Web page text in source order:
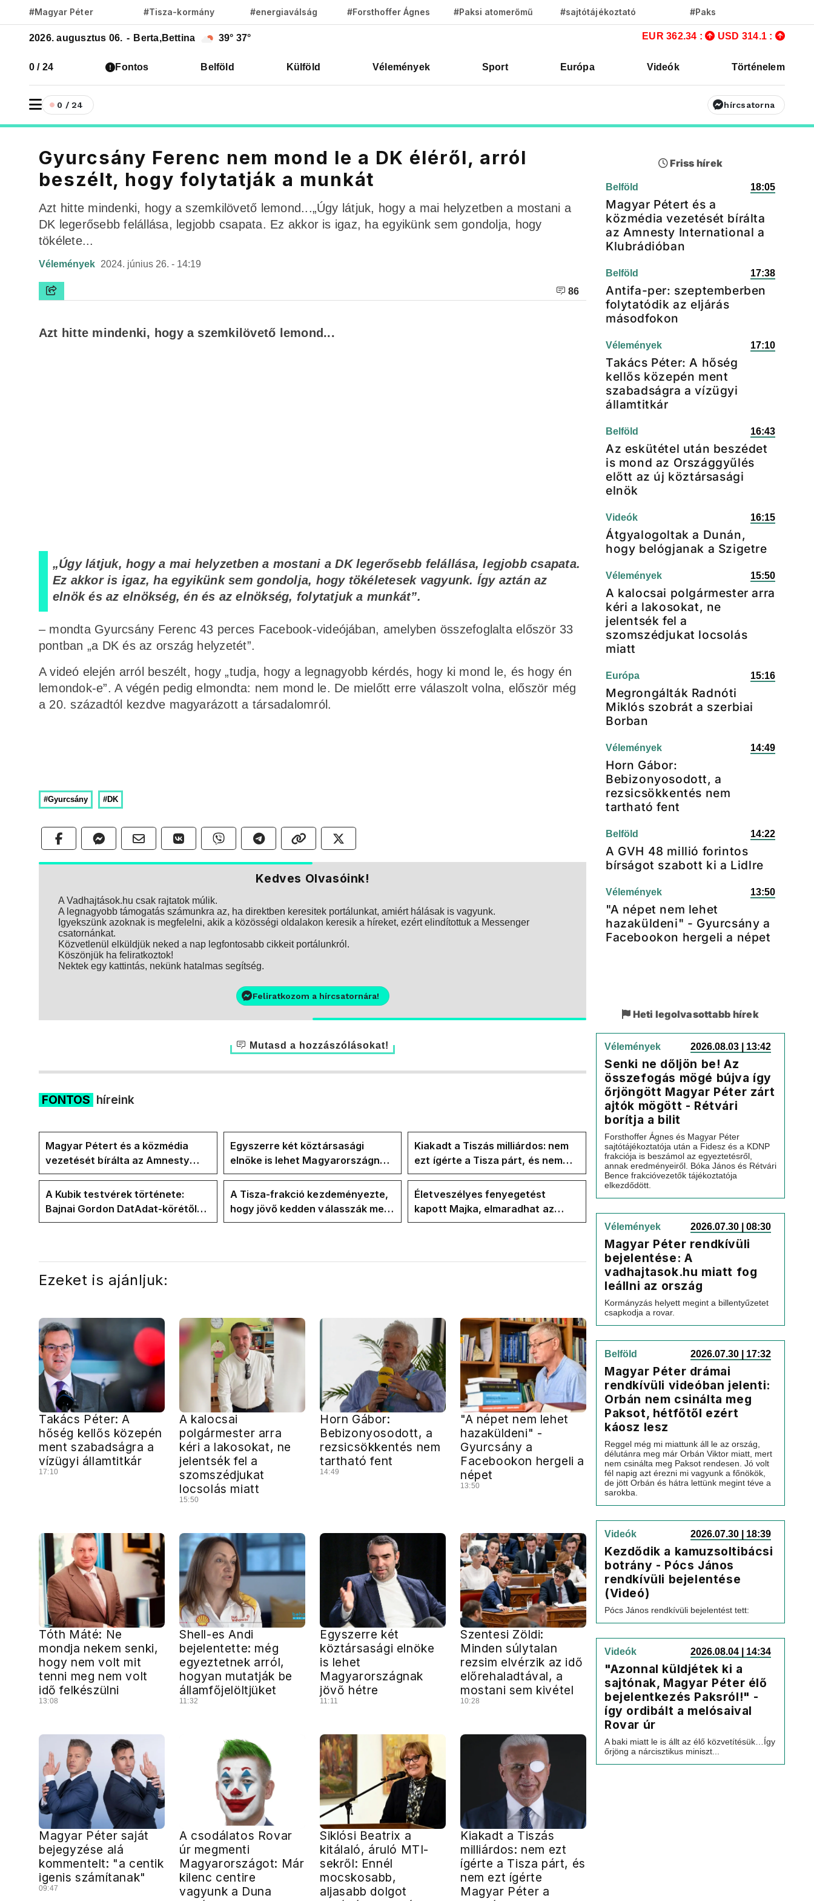
#Magyar Péter #Tisza-kormány #energiaválság #Forsthoffer Ágnes #Paksi atomerőmű #sajtótájékoztató #Paks
2026. augusztus 06. - Berta,Bettina 39° 37° EUR 362.34 : USD 314.1 :
0 / 24 Fontos Belföld Külföld Vélemények Sport Európa Videók Történelem
0 / 24 hírcsatorna
Gyurcsány Ferenc nem mond le a DK éléről, arról
beszélt, hogy folytatják a munkát
Azt hitte mindenki, hogy a szemkilövető lemond...„Úgy látjuk, hogy a mai helyzetben a mostani a
DK legerősebb felállása, legjobb csapata. Ez akkor is igaz, ha egyikünk sem gondolja, hogy
tökélete...
Vélemények 2024. június 26. - 14:19
86
Azt hitte mindenki, hogy a szemkilövető lemond...
„Úgy látjuk, hogy a mai helyzetben a mostani a DK legerősebb felállása, legjobb csapata.
Ez akkor is igaz, ha egyikünk sem gondolja, hogy tökéletesek vagyunk. Így aztán az
elnök és az elnökség, én és az elnökség, folytatjuk a munkát”.
– mondta Gyurcsány Ferenc 43 perces Facebook-videójában, amelyben összefoglalta először 33
pontban „a DK és az ország helyzetét”.
A videó elején arról beszélt, hogy „tudja, hogy a legnagyobb kérdés, hogy ki mond le, és hogy én
lemondok-e”. A végén pedig elmondta: nem mond le. De mielőtt erre válaszolt volna, először még
a 20. századtól kezdve magyarázott a társadalomról.
#Gyurcsány #DK
Kedves Olvasóink!
A Vadhajtások.hu csak rajtatok múlik.
A legnagyobb támogatás számunkra az, ha direktben keresitek portálunkat, amiért hálásak is vagyunk.
Igyekszünk azoknak is megfelelni, akik a közösségi oldalakon keresik a híreket, ezért elindítottuk a Messenger
csatornánkat.
Közvetlenül elküldjük neked a nap legfontosabb cikkeit portálunkról.
Köszönjük ha feliratkoztok!
Nektek egy kattintás, nekünk hatalmas segítség.
Feliratkozom a hírcsatornára!
Mutasd a hozzászólásokat!
FONTOS híreink
Magyar Pétert és a közmédia
vezetését bírálta az Amnesty
International a Klubrádióban
Egyszerre két köztársasági
elnöke is lehet Magyarországnak
jövő hétre
Kiakadt a Tiszás milliárdos: nem
ezt ígérte a Tisza párt, és nem
ezt ígérte Magyar Péter a
kampányban
A Kubik testvérek története:
Bajnai Gordon DatAdat-körétől
az ECDA-n át Magyar Péter
A Tisza-frakció kezdeményezte,
hogy jövő kedden válasszák meg
az új köztársasági elnököt
Életveszélyes fenyegetést
kapott Majka, elmaradhat az
erdélyi koncertje
Ezeket is ajánljuk:
Takács Péter: A
hőség kellős közepén
ment szabadságra a
vízügyi államtitkár
17:10
A kalocsai
polgármester arra
kéri a lakosokat, ne
jelentsék fel a
szomszédjukat
locsolás miatt
15:50
Horn Gábor:
Bebizonyosodott, a
rezsicsökkentés nem
tartható fent
14:49
"A népet nem lehet
hazaküldeni" -
Gyurcsány a
Facebookon hergeli a
népet
13:50
Tóth Máté: Ne
mondja nekem senki,
hogy nem volt mit
tenni meg nem volt
idő felkészülni
13:08
Shell-es Andi
bejelentette: még
egyeztetnek arról,
hogyan mutatják be
államfőjelöltjüket
11:32
Egyszerre két
köztársasági elnöke
is lehet
Magyarországnak
jövő hétre
11:11
Szentesi Zöldi:
Minden súlytalan
rezsim elvérzik az idő
előrehaladtával, a
mostani sem kivétel
10:28
Magyar Péter saját
bejegyzése alá
kommentelt: "a centik
igenis számítanak"
09:47
A csodálatos Rovar
úr megmenti
Magyarországot: Már
kilenc centire
vagyunk a Duna
Siklósi Beatrix a
kitálaló, áruló MTI-
sekről: Ennél
mocskosabb,
aljasabb dolgot
Kiakadt a Tiszás
milliárdos: nem ezt
ígérte a Tisza párt, és
nem ezt ígérte
Magyar Péter a
Friss hírek
Belföld 18:05
Magyar Pétert és a
közmédia vezetését bírálta
az Amnesty International a
Klubrádióban
Belföld 17:38
Antifa-per: szeptemberben
folytatódik az eljárás
másodfokon
Vélemények 17:10
Takács Péter: A hőség
kellős közepén ment
szabadságra a vízügyi
államtitkár
Belföld 16:43
Az eskütétel után beszédet
is mond az Országgyűlés
előtt az új köztársasági
elnök
Videók 16:15
Átgyalogoltak a Dunán,
hogy belógjanak a Szigetre
Vélemények 15:50
A kalocsai polgármester arra
kéri a lakosokat, ne
jelentsék fel a
szomszédjukat locsolás
miatt
Európa 15:16
Megrongálták Radnóti
Miklós szobrát a szerbiai
Borban
Vélemények 14:49
Horn Gábor:
Bebizonyosodott, a
rezsicsökkentés nem
tartható fent
Belföld 14:22
A GVH 48 millió forintos
bírságot szabott ki a Lidlre
Vélemények 13:50
"A népet nem lehet
hazaküldeni" - Gyurcsány a
Facebookon hergeli a népet
Heti legolvasottabb hírek
Vélemények 2026.08.03 | 13:42
Senki ne dőljön be! Az
összefogás mögé bújva így
őrjöngött Magyar Péter zárt
ajtók mögött - Rétvári
borítja a bilit
Forsthoffer Ágnes és Magyar Péter
sajtótájékoztatója után a Fidesz és a KDNP
frakciója is beszámol az egyeztetésről,
annak eredményeiről. Bóka János és Rétvári
Bence frakcióvezetők tájékoztatója
elkezdődött.
Vélemények 2026.07.30 | 08:30
Magyar Péter rendkívüli
bejelentése: A
vadhajtasok.hu miatt fog
leállni az ország
Kormányzás helyett megint a billentyűzetet
csapkodja a rovar.
Belföld 2026.07.30 | 17:32
Magyar Péter drámai
rendkívüli videóban jelenti:
Orbán nem csinálta meg
Paksot, hétfőtől ezért
káosz lesz
Reggel még mi miattunk áll le az ország,
délutánra meg már Orbán Viktor miatt, mert
nem csinálta meg Paksot rendesen. Jó volt
fél napig azt érezni mi vagyunk a főnökök,
de jött Orbán és hátra lettünk megint téve a
sarokba.
Videók 2026.07.30 | 18:39
Kezdődik a kamuzsoltibácsi
botrány - Pócs János
rendkívüli bejelentése
(Videó)
Pócs János rendkívüli bejelentést tett:
Videók 2026.08.04 | 14:34
"Azonnal küldjétek ki a
sajtónak, Magyar Péter élő
bejelentkezés Paksról!" -
így ordibált a melósaival
Rovar úr
A baki miatt le is állt az élő közvetítésük…Így
őrjöng a nárcisztikus miniszt...